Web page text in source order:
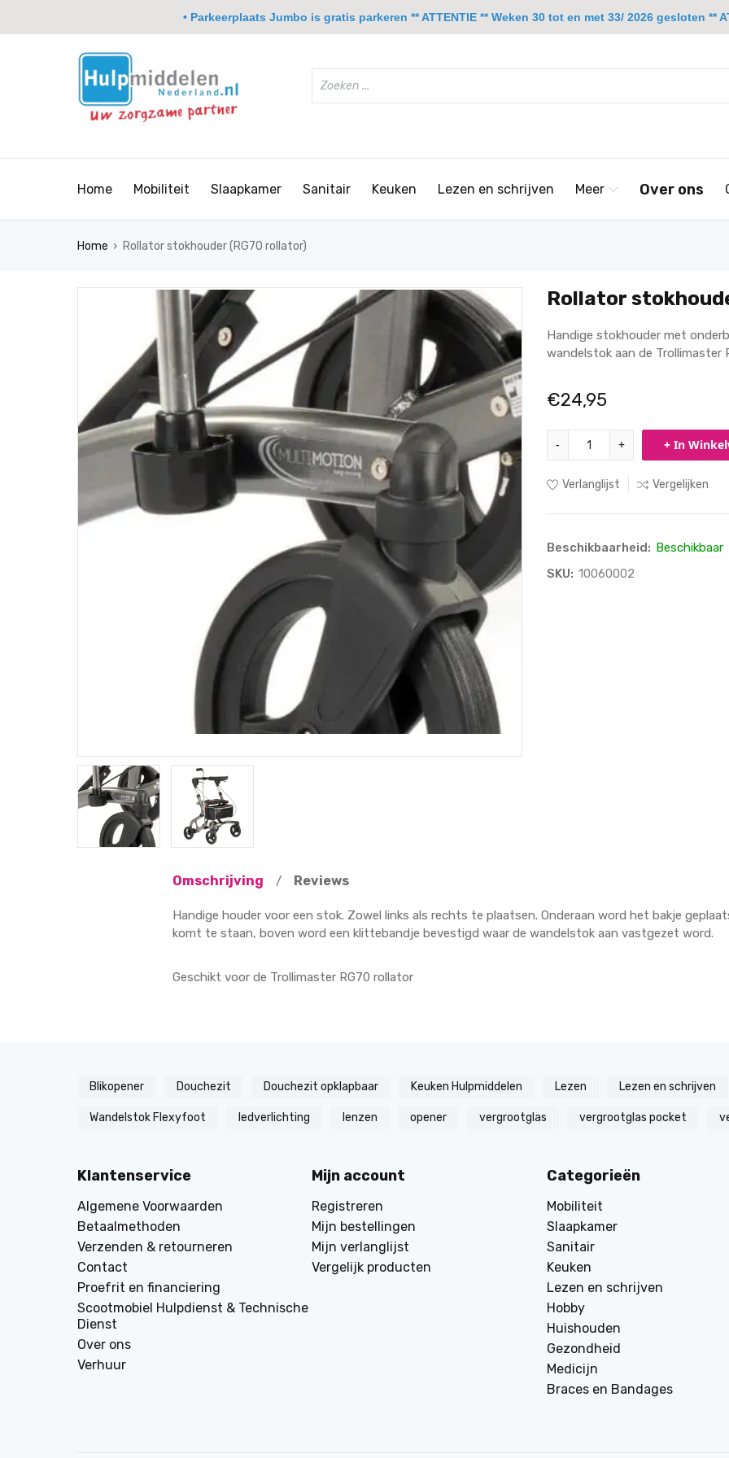
Home Mobiliteit Slaapkamer Sanitair Keuken Lezen en schrijven Meer Over ons
Home › Rollator stokhouder (RG70 rollator)
Rollator
Handige stokhouder met
wandelstok aan de Trollimaster
€24,95
- + + In
Verlanglijst Vergelijken
Beschikbaarheid: Beschikbaar
SKU: 10060002
Omschrijving / Reviews
Handige houder voor een stok. Zowel links als rechts te plaatsen. Onderaan word het bakje
komt te staan, boven word een klittebandje bevestigd waar de wandelstok aan vastgezet word.
Geschikt voor de Trollimaster RG70 rollator
Blikopener Douchezit Douchezit opklapbaar Keuken Hulpmiddelen Lezen Lezen en schrijven
Wandelstok Flexyfoot ledverlichting lenzen opener vergrootglas vergrootglas pocket
Klantenservice
Algemene Voorwaarden
Betaalmethoden
Verzenden & retourneren
Contact
Proefrit en financiering
Scootmobiel Hulpdienst & Technische
Dienst
Over ons
Verhuur
Mijn account
Registreren
Mijn bestellingen
Mijn verlanglijst
Vergelijk producten
Categorieën
Mobiliteit
Slaapkamer
Sanitair
Keuken
Lezen en schrijven
Hobby
Huishouden
Gezondheid
Medicijn
Braces en Bandages
• Parkeerplaats Jumbo is gratis parkeren ** ATTENTIE ** Weken 30 tot en met 33/ 2026 gesloten **